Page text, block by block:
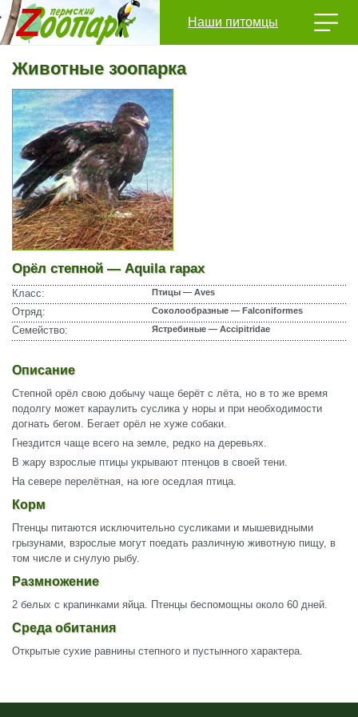
Наши питомцы
Животные зоопарка
Орёл степной — Aquila rapax
Класс: Птицы — Aves
Отряд: Соколообразные — Falconiformes
Семейство: Ястребиные — Accipitridae
Описание
Степной орёл свою добычу чаще берёт с лёта, но в то же время
подолгу может караулить суслика у норы и при необходимости
догнать бегом. Бегает орёл не хуже собаки.
Гнездится чаще всего на земле, редко на деревьях.
В жару взрослые птицы укрывают птенцов в своей тени.
На севере перелётная, на юге оседлая птица.
Корм
Птенцы питаются исключительно сусликами и мышевидными
грызунами, взрослые могут поедать различную животную пищу, в
том числе и снулую рыбу.
Размножение
2 белых с крапинками яйца. Птенцы беспомощны около 60 дней.
Среда обитания
Открытые сухие равнины степного и пустынного характера.